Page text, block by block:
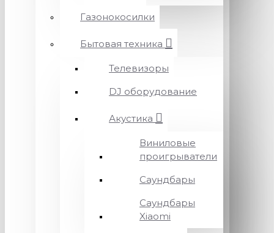
Газонокосилки
Бытовая техника
Телевизоры
DJ оборудование
Акустика
Виниловые
проигрыватели
Саундбары
Саундбары
Xiaomi